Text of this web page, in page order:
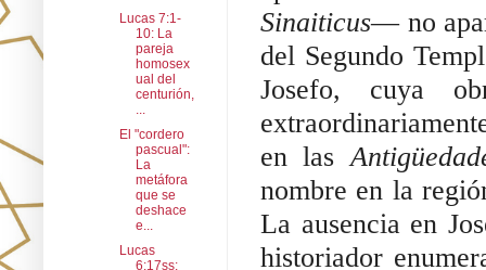
Sinaiticus— no
del Segundo
Josefo, cuya
en las
nombre en la
La ausencia en
historiador
Lucas 7:1-
10: La
pareja
homosex
ual del
centurión,
...
El "cordero
pascual":
La
metáfora
que se
deshace
e...
Lucas
6:17ss: